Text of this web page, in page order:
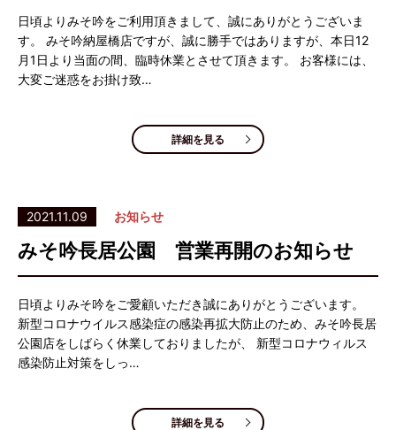
日頃よりみそ吟をご利用頂きまして、誠にありがとうございま
す。 みそ吟納屋橋店ですが、誠に勝手ではありますが、本日12
月1日より当面の間、臨時休業とさせて頂きます。 お客様には、
大変ご迷惑をお掛け致…
詳細を見る
2021.11.09 お知らせ
みそ吟長居公園 営業再開のお知らせ
日頃よりみそ吟をご愛顧いただき誠にありがとうございます。
新型コロナウイルス感染症の感染再拡大防止のため、みそ吟長居
公園店をしばらく休業しておりましたが、 新型コロナウィルス
感染防止対策をしっ…
詳細を見る